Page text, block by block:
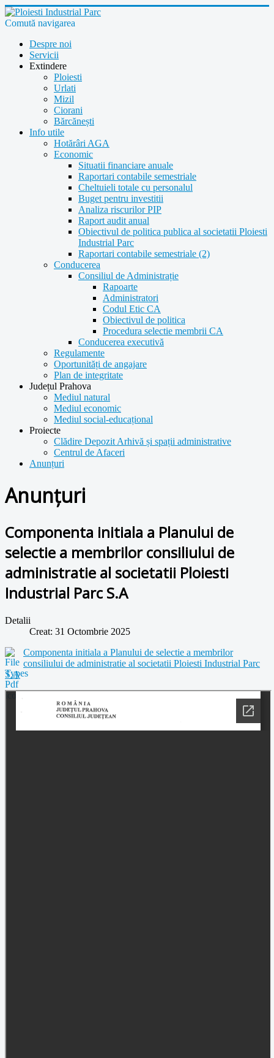
Comută navigarea
Despre noi
Servicii
Extindere
Ploiesti
Urlati
Mizil
Ciorani
Bărcănești
Info utile
Hotărâri AGA
Economic
Situatii financiare anuale
Raportari contabile semestriale
Cheltuieli totale cu personalul
Buget pentru investitii
Analiza riscurilor PIP
Raport audit anual
Obiectivul de politica publica al societatii Ploiesti
Industrial Parc
Raportari contabile semestriale (2)
Conducerea
Consiliul de Administrație
Rapoarte
Administratori
Codul Etic CA
Obiectivul de politica
Procedura selectie membrii CA
Conducerea executivă
Regulamente
Oportunități de angajare
Plan de integritate
Județul Prahova
Mediul natural
Mediul economic
Mediul social-educațional
Proiecte
Clădire Depozit Arhivă și spații administrative
Centrul de Afaceri
Anunțuri
Anunțuri
Componenta initiala a Planului de
selectie a membrilor consiliului de
administratie al societatii Ploiesti
Industrial Parc S.A
Detalii
Creat: 31 Octombrie 2025
Componenta initiala a Planului de selectie a membrilor
consiliului de administratie al societatii Ploiesti Industrial Parc
S.A